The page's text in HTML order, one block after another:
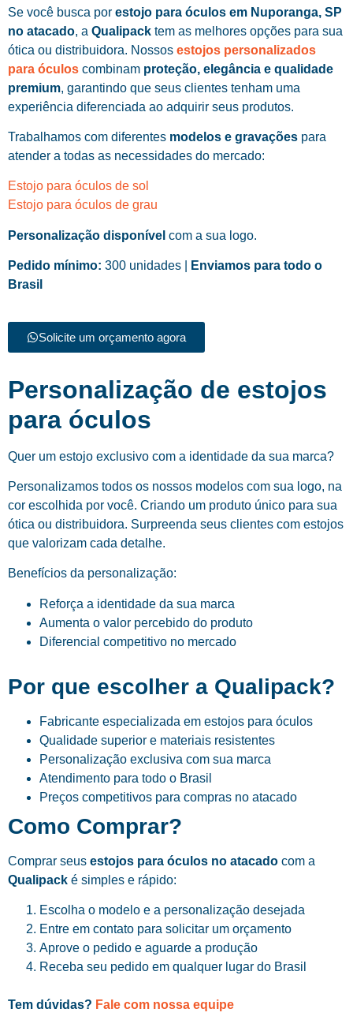
Se você busca por estojo para óculos em Nuporanga, SP
no atacado, a Qualipack tem as melhores opções para sua
ótica ou distribuidora. Nossos estojos personalizados
para óculos combinam proteção, elegância e qualidade
premium, garantindo que seus clientes tenham uma
experiência diferenciada ao adquirir seus produtos.
Trabalhamos com diferentes modelos e gravações para
atender a todas as necessidades do mercado:
Estojo para óculos de sol
Estojo para óculos de grau
Personalização disponível com a sua logo.
Pedido mínimo: 300 unidades |
Enviamos para todo o
Brasil
Solicite um orçamento agora
Personalização de estojos
para óculos
Quer um estojo exclusivo com a identidade da sua marca?
Personalizamos todos os nossos modelos com sua logo, na
cor escolhida por você. Criando um produto único para sua
ótica ou distribuidora. Surpreenda seus clientes com estojos
que valorizam cada detalhe.
Benefícios da personalização:
Reforça a identidade da sua marca
Aumenta o valor percebido do produto
Diferencial competitivo no mercado
Por que escolher a Qualipack?
Fabricante especializada em estojos para óculos
Qualidade superior e materiais resistentes
Personalização exclusiva com sua marca
Atendimento para todo o Brasil
Preços competitivos para compras no atacado
Como Comprar?
Comprar seus estojos para óculos no atacado com a
Qualipack é simples e rápido:
Escolha o modelo e a personalização desejada
Entre em contato para solicitar um orçamento
Aprove o pedido e aguarde a produção
Receba seu pedido em qualquer lugar do Brasil
Tem dúvidas? Fale com nossa equipe